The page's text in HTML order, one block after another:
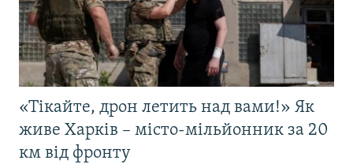
«Тікайте, дрон летить над вами!» Як
живе Харків – місто-мільйонник за 20
км від фронту